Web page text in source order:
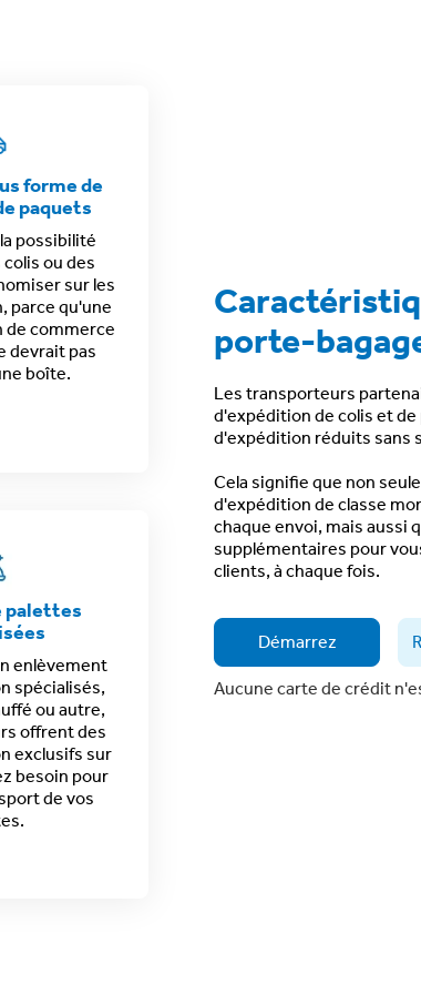
forme de
paquets
possibilité
colis ou des
sur les
parce qu'une
de commerce
devrait pas
boîte.
palettes
enlèvement
spécialisés,
ou autre,
offrent des
exclusifs sur
besoin pour
de vos
.
porte-
Les transporteurs
d'expédition de colis et
d'expédition réduits sans
Cela signifie que non
d'expédition de classe
chaque envoi, mais aussi
supplémentaires pour
clients, à chaque fois.
Démarrez
Aucune carte de crédit